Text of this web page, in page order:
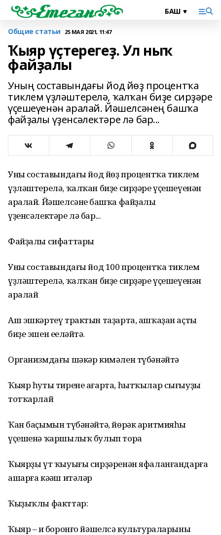
Общие статьи 25 МАЯ 2021, 11:47
Ҡыяр үҫтерегеҙ. Ул ныҡ
файҙалы
Уның составындағы йод йөҙ процентҡа
тиклем үҙләштерелә, ҡалҡан биҙе сирҙәре
үҫешеүенән аралай. Йәшелсәнең башҡа
файҙалы үҙенсәлектәре лә бар...
Уның составындағы йод йөҙ процентҡа тиклем
үҙләштерелә, ҡалҡан биҙе сирҙәре үҫешеүенән
аралай. Йәшелсәнең башҡа файҙалы
үҙенсәлектәре лә бар...
Файҙалы сифаттары
Уның составындағы йод 100 процентҡа тиклем
үҙләштерелә, ҡалҡан биҙе сирҙәре үҫешеүенән
аралай
Аш эшкәртеү трактын таҙарта, ашҡаҙан аҫты
биҙе эшен еңеләйтә.
Организмдағы шәкәр кимәлен түбәнәйтә
Ҡыяр һуты тирене ағарта, һытҡылар сығыуҙы
тотҡарлай
Ҡан баҫымын түбәнәйтә, йөрәк аритмияһы
үҫешенә ҡаршылыҡ булып тора
Ҡыярҙы үт ҡыуығы сирҙәренән яфаланғандарға
ашарға кәңәш итәләр
Ҡыҙыҡлы факттар:
Ҡыяр – иң боронғо йәшелсә культураларының